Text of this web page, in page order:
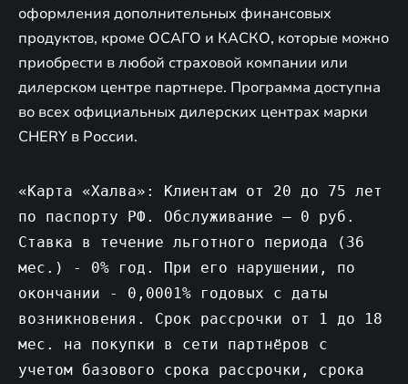
оформления дополнительных финансовых
продуктов, кроме ОСАГО и КАСКО, которые можно
приобрести в любой страховой компании или
дилерском центре партнере. Программа доступна
во всех официальных дилерских центрах марки
CHERY в России.
«Карта «Халва»: Клиентам от 20 до 75 лет
по паспорту РФ. Обслуживание – 0 руб.
Ставка в течение льготного периода (36
мес.) - 0% год. При его нарушении, по
окончании - 0,0001% годовых с даты
возникновения. Срок рассрочки от 1 до 18
мес. на покупки в сети партнёров с
учетом базового срока рассрочки, срока